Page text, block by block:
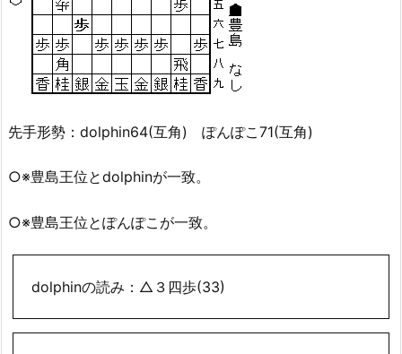
先手形勢：dolphin64(互角) ぽんぽこ71(互角)
○※豊島王位とdolphinが一致。
○※豊島王位とぽんぽこが一致。
dolphinの読み：△３四歩(33)